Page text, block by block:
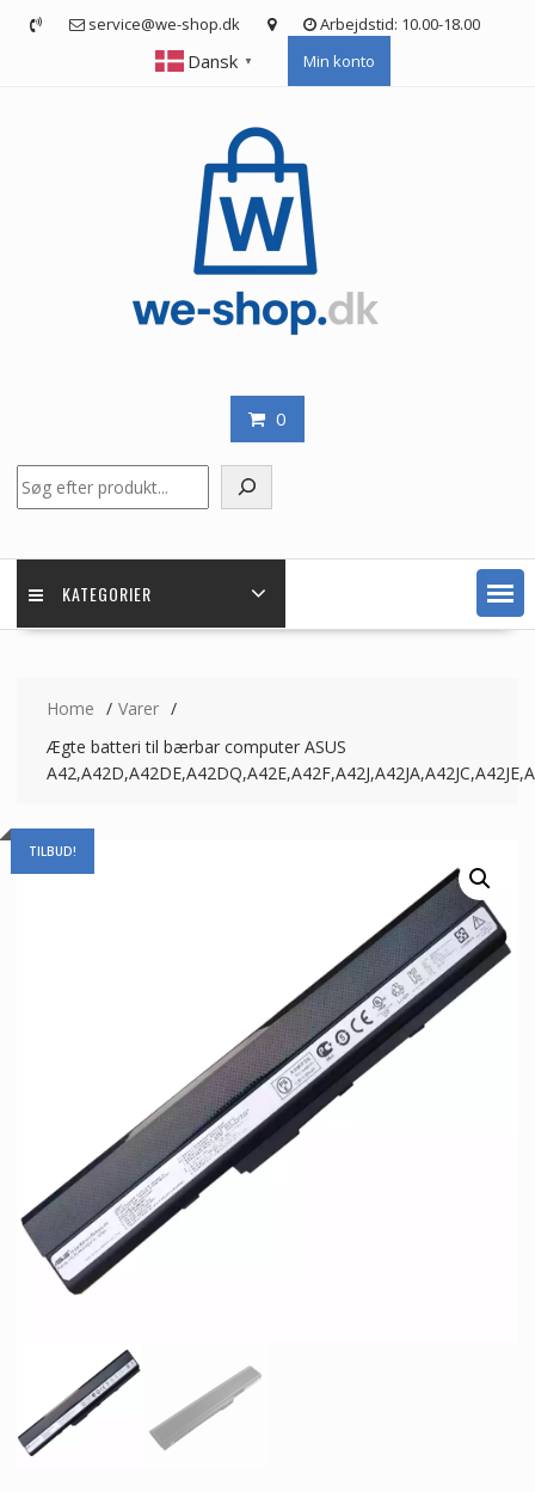
service@we-shop.dk Arbejdstid: 10.00-18.00
Dansk ▼ Min konto
0
KATEGORIER
Home
Varer
Ægte batteri til bærbar computer ASUS
TILBUD!